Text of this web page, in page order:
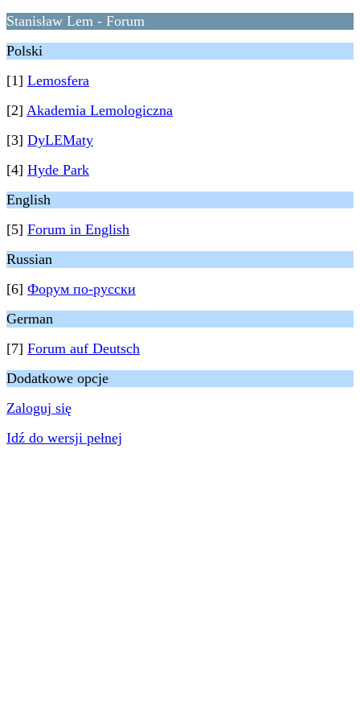
Stanisław Lem - Forum
Polski
[1] Lemosfera
[2] Akademia Lemologiczna
[3] DyLEMaty
[4] Hyde Park
English
[5] Forum in English
Russian
[6] Форум по-русски
German
[7] Forum auf Deutsch
Dodatkowe opcje
Zaloguj się
Idź do wersji pełnej